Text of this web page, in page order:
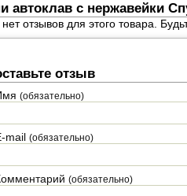
автоклав с нержавейки
отзывов для этого товара.
отзыв
(обязательно)
mail(обязательно)
(обязательно)